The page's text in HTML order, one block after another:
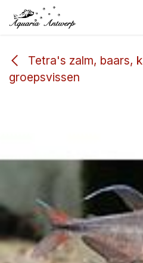
Overslaan naar inhoud
Tetra's zalm, baars,
groepsvissen